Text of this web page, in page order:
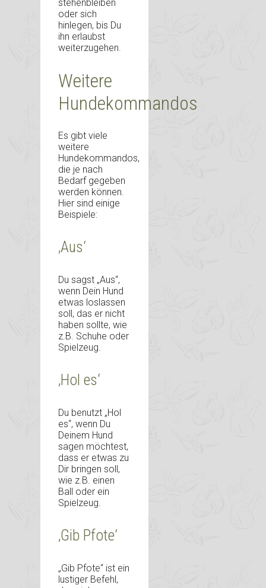
stehenbleiben
oder sich
hinlegen, bis Du
ihn erlaubst
weiterzugehen.
Weitere
Hundekommandos
Es gibt viele
weitere
Hundekommandos,
die je nach
Bedarf gegeben
werden können.
Hier sind einige
Beispiele:
‚Aus‘
Du sagst „Aus“,
wenn Dein Hund
etwas loslassen
soll, das er nicht
haben sollte, wie
z.B. Schuhe oder
Spielzeug.
‚Hol es‘
Du benutzt „Hol
es“, wenn Du
Deinem Hund
sagen möchtest,
dass er etwas zu
Dir bringen soll,
wie z.B. einen
Ball oder ein
Spielzeug.
‚Gib Pfote‘
„Gib Pfote“ ist ein
lustiger Befehl,